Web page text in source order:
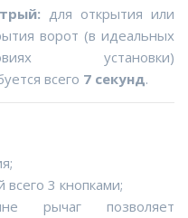
для открытия или
ворот (в идеальных
установки)
всего 7 секунд.
3 кнопками;
рычаг позволяет